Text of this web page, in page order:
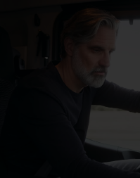
Samo tri stepnika i ti si
regulišu klimu, a sa
ekranu imaš sve
pomoćnog sistema za